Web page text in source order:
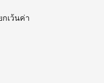
เว้นค่า